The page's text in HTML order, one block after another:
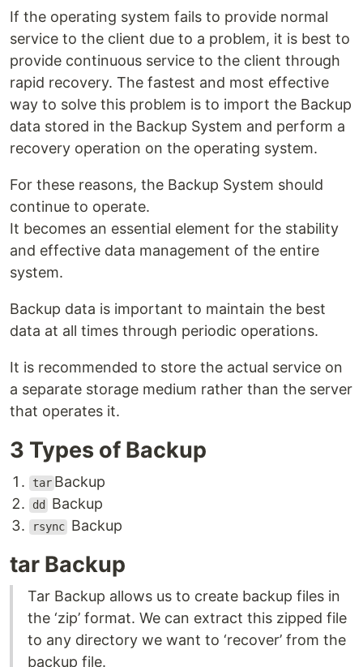
If the operating system fails to provide normal
service to the client due to a problem, it is best to
provide continuous service to the client through
rapid recovery. The fastest and most effective
way to solve this problem is to import the Backup
data stored in the Backup System and perform a
recovery operation on the operating system.
For these reasons, the Backup System should
continue to operate.
It becomes an essential element for the stability
and effective data management of the entire
system.
Backup data is important to maintain the best
data at all times through periodic operations.
It is recommended to store the actual service on
a separate storage medium rather than the server
that operates it.
3 Types of Backup
tar Backup
dd Backup
rsync Backup
tar Backup
Tar Backup allows us to create backup files in
the ‘zip’ format. We can extract this zipped file
to any directory we want to ‘recover’ from the
backup file.